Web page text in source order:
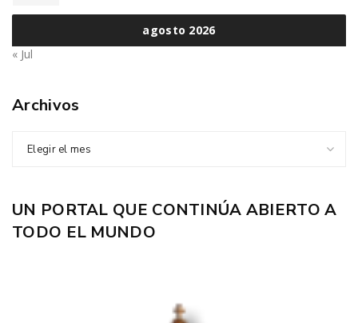
agosto 2026
« Jul
Archivos
Elegir el mes
UN PORTAL QUE CONTINÚA ABIERTO A
TODO EL MUNDO